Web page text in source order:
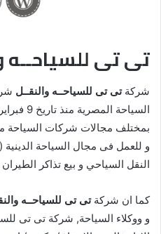
تى تى للسياحــه
شركةتى تى للسياحــه والنقــل
بمختلف مجالات شركات السياحة
و للعمل فى مجال السياحة الدينية
النقل السياحي و بيع تذاكر
كما ان شركةتى تى للسياحــه
و ووكلاء السياحة, شركة تى تى